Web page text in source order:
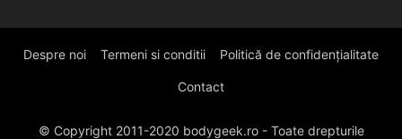
Despre noi Termeni si conditii Politică de confidențialitate
Contact
© Copyright 2011-2020 bodygeek.ro - Toate drepturile